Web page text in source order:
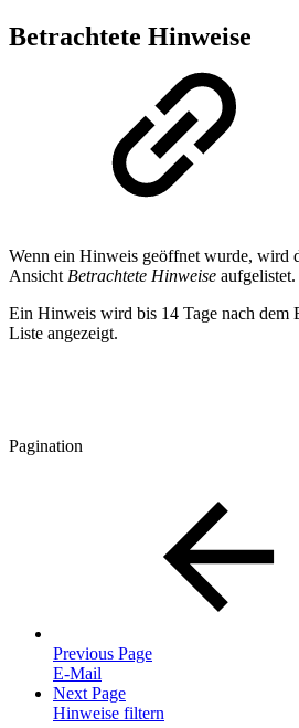
Betrachtete Hinweise
Wenn ein Hinweis geöffnet wurde, wird
Ansicht Betrachtete Hinweise aufgelistet.
Ein Hinweis wird bis 14 Tage nach dem
Liste angezeigt.
Pagination
Previous Page
E-Mail
Next Page
Hinweise filtern